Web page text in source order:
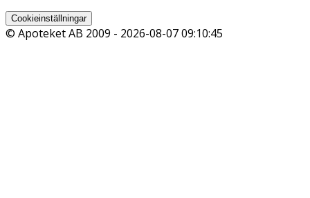
Cookieinställningar
© Apoteket AB 2009 - 2026-08-07 09:10:45